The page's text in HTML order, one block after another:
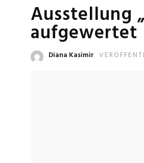
Ausstellung
aufgewertet
Diana Kasimir